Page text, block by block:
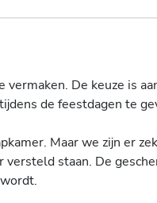
De keuze is
de feestdagen te
Maar we zijn er
staan. De